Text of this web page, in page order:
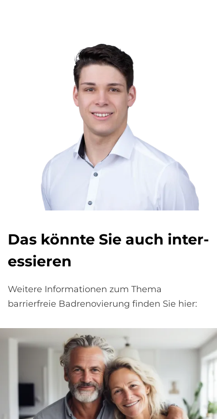
Das könn­te Sie auch in­ter­
es­sie­ren
Weitere Informationen zum Thema
barrierfreie Badrenovierung finden Sie hier: